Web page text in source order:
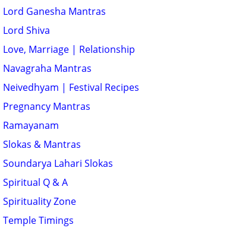
Lord Ganesha Mantras
Lord Shiva
Love, Marriage | Relationship
Navagraha Mantras
Neivedhyam | Festival Recipes
Pregnancy Mantras
Ramayanam
Slokas & Mantras
Soundarya Lahari Slokas
Spiritual Q & A
Spirituality Zone
Temple Timings